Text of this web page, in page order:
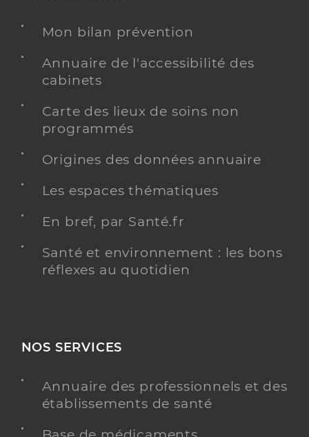
Mon bilan prévention
Annuaire de l'accessibilité des
cabinets
Carte des lieux de soins non
programmés
Origines des données annuaire
Les espaces thématiques
En bref, par Santé.fr
Santé et environnement : les bons
réflexes au quotidien
NOS SERVICES
Annuaire des professionnels et des
établissements de santé